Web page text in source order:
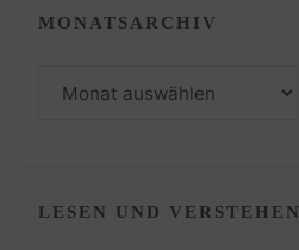
MONATSARCHIV
LESEN UND VERSTEHEN